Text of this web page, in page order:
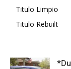
Titulo Limpio
Titulo Rebuilt